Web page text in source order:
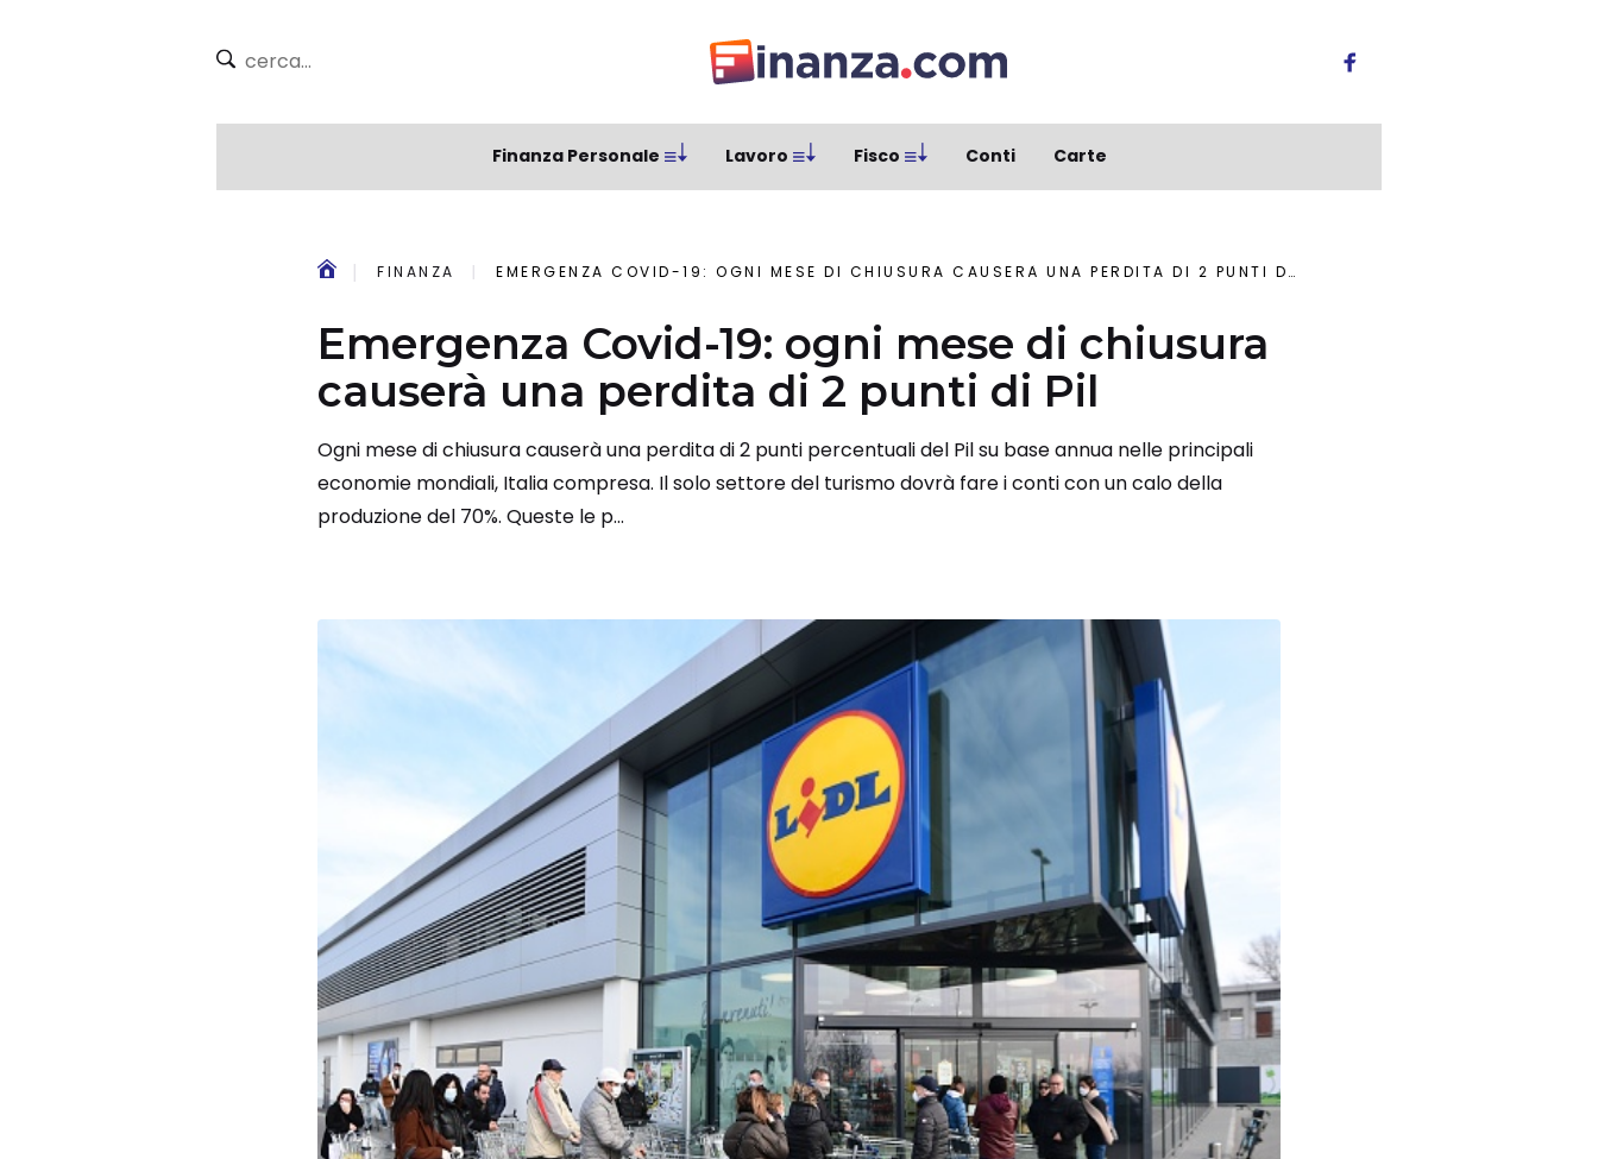
Finanza Personale Lavoro Fisco Conti Carte
FINANZA EMERGENZA COVID-19: OGNI MESE DI CHIUSURA CAUSERÀ UNA PERDITA DI 2 PUNTI DI PIL
Emergenza Covid-19: ogni mese di chiusura
causerà una perdita di 2 punti di Pil
Ogni mese di chiusura causerà una perdita di 2 punti percentuali del Pil su base annua nelle principali
economie mondiali, Italia compresa. Il solo settore del turismo dovrà fare i conti con un calo della
produzione del 70%. Queste le p...